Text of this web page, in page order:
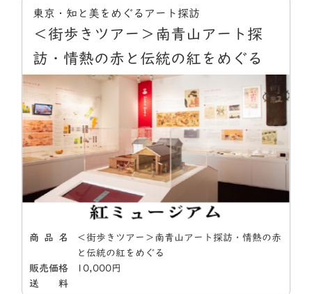
東京・知と美をめぐるアート探訪
＜街歩きツアー＞南青山アート探
訪・情熱の赤と伝統の紅をめぐる
商 品 名
＜街歩きツアー＞南青山アート探訪・情熱の赤
と伝統の紅をめぐる
販売価格
10,000円
送 料